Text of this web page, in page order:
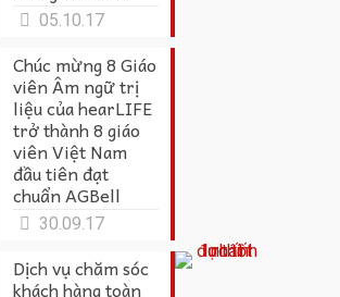
05.10.17
Chúc mừng 8 Giáo
viên Âm ngữ trị
liệu của hearLIFE
trở thành 8 giáo
viên Việt Nam
đầu tiên đạt
chuẩn AGBell
30.09.17
Dịch vụ chăm sóc
khách hàng toàn